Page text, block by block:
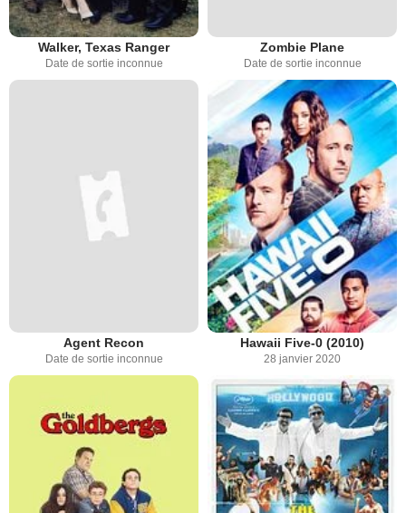
Walker, Texas Ranger
Date de sortie inconnue
Zombie Plane
Date de sortie inconnue
Agent Recon
Date de sortie inconnue
Hawaii Five-0 (2010)
28 janvier 2020